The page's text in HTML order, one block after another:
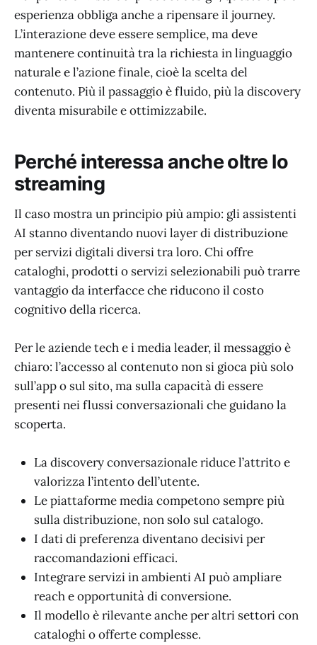
esperienza obbliga anche a ripensare il journey.
L’interazione deve essere semplice, ma deve
mantenere continuità tra la richiesta in linguaggio
naturale e l’azione finale, cioè la scelta del
contenuto. Più il passaggio è fluido, più la discovery
diventa misurabile e ottimizzabile.
Perché interessa anche oltre lo
streaming
Il caso mostra un principio più ampio: gli assistenti
AI stanno diventando nuovi layer di distribuzione
per servizi digitali diversi tra loro. Chi offre
cataloghi, prodotti o servizi selezionabili può trarre
vantaggio da interfacce che riducono il costo
cognitivo della ricerca.
Per le aziende tech e i media leader, il messaggio è
chiaro: l’accesso al contenuto non si gioca più solo
sull’app o sul sito, ma sulla capacità di essere
presenti nei flussi conversazionali che guidano la
scoperta.
La discovery conversazionale riduce l’attrito e
valorizza l’intento dell’utente.
Le piattaforme media competono sempre più
sulla distribuzione, non solo sul catalogo.
I dati di preferenza diventano decisivi per
raccomandazioni efficaci.
Integrare servizi in ambienti AI può ampliare
reach e opportunità di conversione.
Il modello è rilevante anche per altri settori con
cataloghi o offerte complesse.